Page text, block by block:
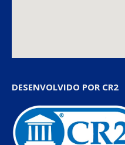
DESENVOLVIDO POR CR2